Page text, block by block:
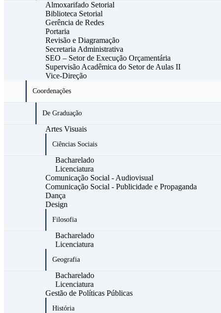
Almoxarifado Setorial
Biblioteca Setorial
Gerência de Redes
Portaria
Revisão e Diagramação
Secretaria Administrativa
SEO – Setor de Execução Orçamentária
Supervisão Acadêmica do Setor de Aulas II
Vice-Direção
Coordenações
De Graduação
Artes Visuais
Ciências Sociais
Bacharelado
Licenciatura
Comunicação Social - Audiovisual
Comunicação Social - Publicidade e Propaganda
Dança
Design
Filosofia
Bacharelado
Licenciatura
Geografia
Bacharelado
Licenciatura
Gestão de Políticas Públicas
História